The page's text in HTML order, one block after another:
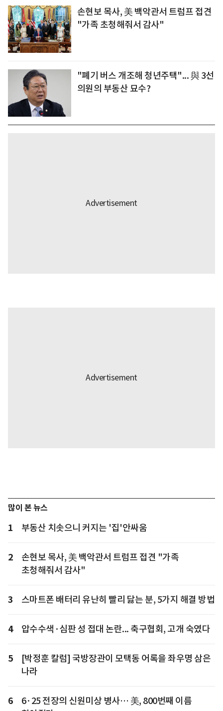
손현보 목사, 美 백악관서 트럼프 접견
"가족 초청해줘서 감사"
"폐기 버스 개조해 청년주택"... 與 3선
의원의 부동산 묘수?
많이 본 뉴스
1 부동산 치솟으니 커지는 '집'안싸움
2
손현보 목사, 美 백악관서 트럼프 접견 "가족
초청해줘서 감사"
3 스마트폰 배터리 유난히 빨리 닳는 분, 5가지 해결 방법
4 압수수색·심판 성 접대 논란... 축구협회, 고개 숙였다
5
[박정훈 칼럼] 국방장관이 모택동 어록을 좌우명 삼은
나라
6
6·25 전장의 신원미상 병사… 美, 800번째 이름